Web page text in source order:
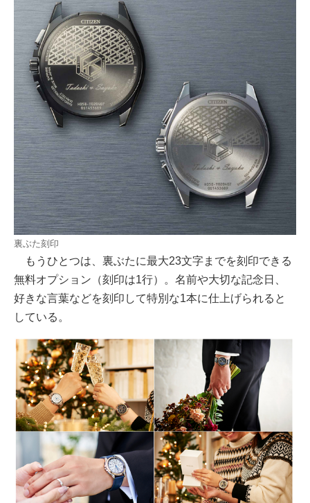
裏ぶた刻印
もうひとつは、裏ぶたに最大23文字までを刻印できる
無料オプション（刻印は1行）。名前や大切な記念日、
好きな言葉などを刻印して特別な1本に仕上げられると
している。